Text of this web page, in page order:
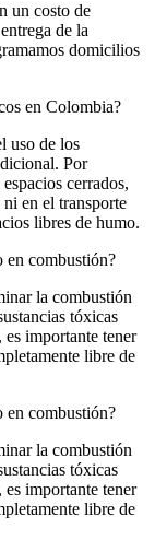
un costo de
de la
domicilios
en Colombia?
uso de los
Por
cerrados,
en el transporte
libres de humo.
en combustión?
la combustión
tóxicas
importante tener
libre de
en combustión?
la combustión
tóxicas
importante tener
libre de